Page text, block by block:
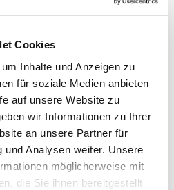
Cookies
Inhalte und Anzeigen zu
für soziale Medien anbieten
auf unsere Website zu
wir Informationen zu Ihrer
an unsere Partner für
und Analysen weiter. Unsere
möglicherweise mit
die Sie ihnen bereitgestellt
Seniorenwohnen
eines Hochhauses mit